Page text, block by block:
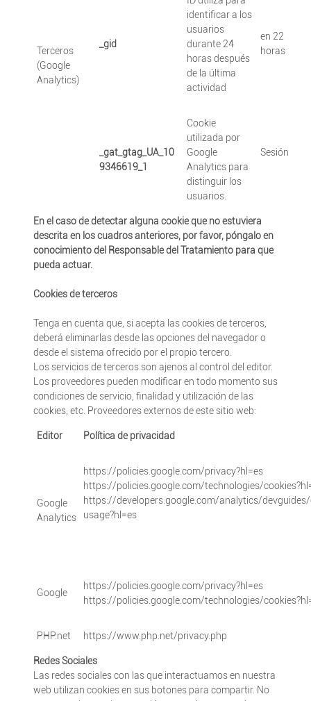
Terceros
(Google
Analytics)
_gid
identificar a los
usuarios
durante 24
horas después
de la última
actividad
en 22
horas
_gat_gtag_UA_10
9346619_1
Cookie
utilizada por
Google
Analytics para
distinguir los
usuarios.
Sesión
En el caso de detectar alguna cookie que no estuviera
descrita en los cuadros anteriores, por favor, póngalo en
conocimiento del Responsable del Tratamiento para que
pueda actuar.
Cookies de terceros
Tenga en cuenta que, si acepta las cookies de terceros,
deberá eliminarlas desde las opciones del navegador o
desde el sistema ofrecido por el propio tercero.
Los servicios de terceros son ajenos al control del editor.
Los proveedores pueden modificar en todo momento sus
condiciones de servicio, finalidad y utilización de las
cookies, etc. Proveedores externos de este sitio web:
Editor Política de privacidad
Google
Analytics
https://policies.google.com/privacy?hl=es
https://policies.google.com/technologies/
https://developers.google.com/analytics/
usage?hl=es
Google
https://policies.google.com/privacy?hl=es
https://policies.google.com/technologies/
PHP.net https://www.php.net/privacy.php
Redes Sociales
Las redes sociales con las que interactuamos en nuestra
web utilizan cookies en sus botones para compartir. No